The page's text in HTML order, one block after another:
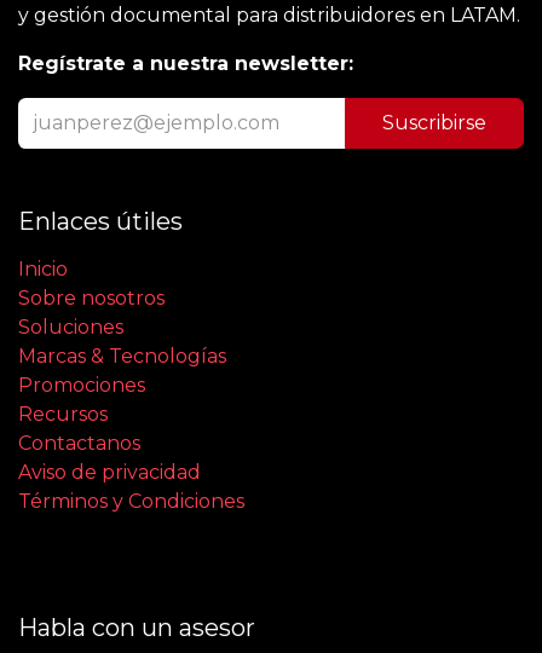
y gestión documental para distribuidores en LATAM.
Regístrate a nuestra newsletter:
Suscribirse
Enlaces útiles
Inicio
Sobre nosotros
Soluciones
Marcas & Tecnologías
Promociones
Recursos
Contactanos
Aviso de privacidad
Términos y Condiciones
Habla con un asesor